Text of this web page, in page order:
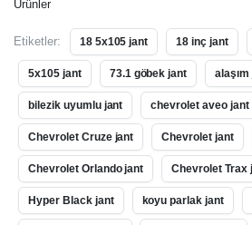
Ürünler
Etiketler: 18 5x105 jant 18 inç jant
5x105 jant 73.1 göbek jant
bilezik uyumlu jant chevrolet aveo jant
Chevrolet Cruze jant Chevrolet jant
Chevrolet Orlando jant Chevrolet Trax
Hyper Black jant koyu parlak jant